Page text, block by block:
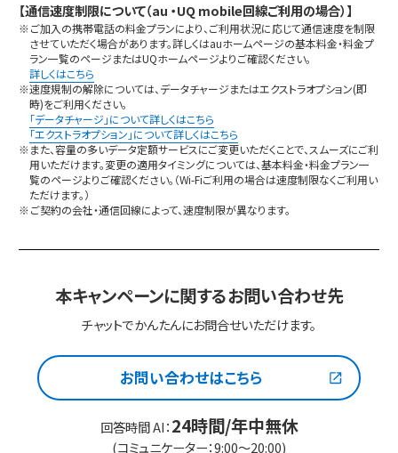
【通信速度制限について（au ・UQ mobile回線ご利用の場合）】
※ご加入の携帯電話の料金プランにより、ご利用状況に応じて通信速度を制限
させていただく場合があります。詳しくはauホームページの基本料金・料金プ
ラン一覧のページまたはUQホームページよりご確認ください。
詳しくはこちら
※速度規制の解除については、データチャージまたはエクストラオプション(即
時)をご利用ください。
「データチャージ」について詳しくはこちら
「エクストラオプション」について詳しくはこちら
※また、容量の多いデータ定額サービスにご変更いただくことで、スムーズにご利
用いただけます。変更の適用タイミングについては、基本料金・料金プラン一
覧のページよりご確認ください。（Wi-Fiご利用の場合は速度制限なくご利用い
ただけます。）
※ご契約の会社・通信回線によって、速度制限が異なります。
本キャンペーンに関するお問い合わせ先
チャットでかんたんにお問合せいただけます。
お問い合わせはこちら
回答時間 AI：24時間/年中無休
(コミュニケーター：9:00～20:00)